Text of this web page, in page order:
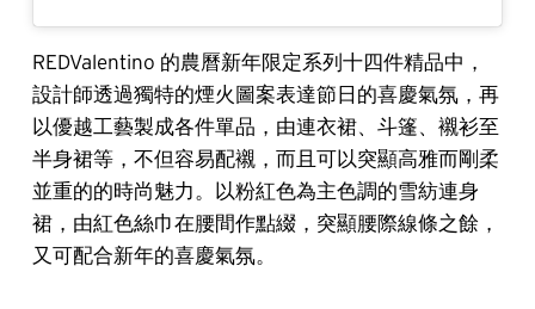
REDValentino 的農曆新年限定系列十四件精品中，
設計師透過獨特的煙火圖案表達節日的喜慶氣氛，再
以優越工藝製成各件單品，由連衣裙、斗篷、襯衫至
半身裙等，不但容易配襯，而且可以突顯高雅而剛柔
並重的的時尚魅力。以粉紅色為主色調的雪紡連身
裙，由紅色絲巾在腰間作點綴，突顯腰際線條之餘，
又可配合新年的喜慶氣氛。